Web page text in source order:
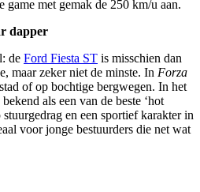
game met gemak de 250 km/u aan.
dapper
de Ford Fiesta ST is misschien dan
maar zeker niet de minste. In Forza
of op bochtige bergwegen. In het
als een van de beste ‘hot
en een sportief karakter in
voor jonge bestuurders die net wat